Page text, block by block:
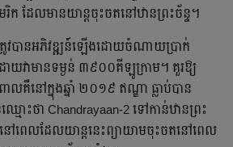
ដែលមានយាន្តចុះចតនៅឋានព្រះច័ន្ទ។
ត្រូវបានអភិវឌ្ឍន៍៍ឡើងដោយចំណាយប្រាក់
ោយវាមានទម្ងន់ ៣៩០០គីឡូក្រាម។ គួរឱ្យ
លគឺនៅក្នុងឆ្នាំ ២០១៩ ឥណ្ឌា ធ្លាប់បាន
មោះថា Chandrayaan-2 ទៅកាន់ឋានព្រះ
ៅពេលដែលយាន្តនេះព្យាយាមចុះចតនៅពេល